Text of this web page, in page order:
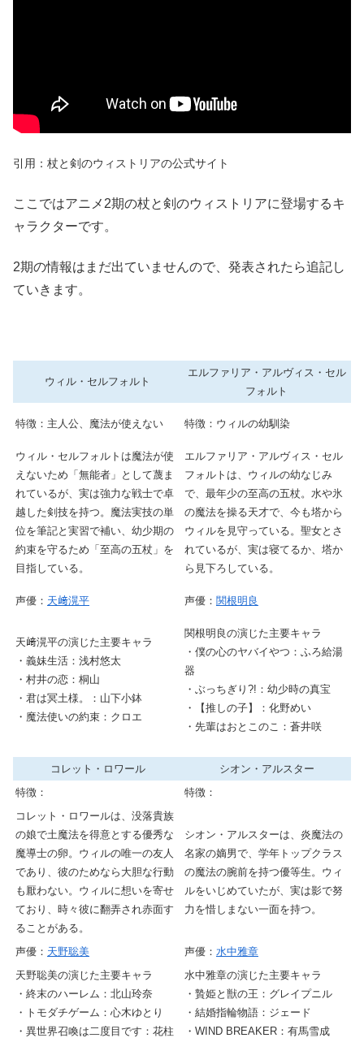
引用：杖と剣のウィストリアの公式サイト
ここではアニメ2期の杖と剣のウィストリアに登場するキ
ャラクターです。
2期の情報はまだ出ていませんので、発表されたら追記し
ていきます。
ウィル・セルフォルト
エルファリア・アルヴィス・セル
フォルト
特徴：主人公、魔法が使えない 特徴：ウィルの幼馴染
ウィル・セルフォルトは魔法が使
えないため「無能者」として蔑ま
れているが、実は強力な戦士で卓
越した剣技を持つ。魔法実技の単
位を筆記と実習で補い、幼少期の
約束を守るため「至高の五杖」を
目指している。
エルファリア・アルヴィス・セル
フォルトは、ウィルの幼なじみ
で、最年少の至高の五杖。水や氷
の魔法を操る天才で、今も塔から
ウィルを見守っている。聖女とさ
れているが、実は寝てるか、塔か
ら見下ろしている。
声優： 天﨑滉平 声優： 関根明良
天﨑滉平の演じた主要キャラ
・義妹生活：浅村悠太
・村井の恋：桐山
・君は冥土様。：山下小鉢
・魔法使いの約束：クロエ
関根明良の演じた主要キャラ
・僕の心のヤバイやつ：ふろ給湯
器
・ぶっちぎり?!：幼少時の真宝
・【推しの子】：化野めい
・先輩はおとこのこ：蒼井咲
コレット・ロワール
シオン・アルスター
特徴：
特徴：
コレット・ロワールは、没落貴族
の娘で土魔法を得意とする優秀な
魔導士の卵。ウィルの唯一の友人
であり、彼のためなら大胆な行動
も厭わない。ウィルに想いを寄せ
ており、時々彼に翻弄され赤面す
ることがある。
シオン・アルスターは、炎魔法の
名家の嫡男で、学年トップクラス
の魔法の腕前を持つ優等生。ウィ
ルをいじめていたが、実は影で努
力を惜しまない一面を持つ。
声優： 天野聡美 声優： 水中雅章
天野聡美の演じた主要キャラ
・終末のハーレム：北山玲奈
・トモダチゲーム：心木ゆとり
・異世界召喚は二度目です：花柱
水中雅章の演じた主要キャラ
・贄姫と獣の王：グレイプニル
・結婚指輪物語：ジェード
・WIND BREAKER：有馬雪成